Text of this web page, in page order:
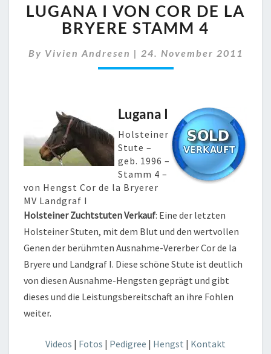
I
VON
COR
DE
LA
LUGANA I VON COR DE LA
BRYERE STAMM 4
By Vivien Andresen | 24. November 2011
Lugana I
Holsteiner
Stute –
geb. 1996 –
Stamm 4 –
von Hengst Cor de la Bryerer
MV Landgraf I
Holsteiner Zuchtstuten Verkauf: Eine der letzten
Holsteiner Stuten, mit dem Blut und den wertvollen
Genen der berühmten Ausnahme-Vererber Cor de la
Bryere und Landgraf I. Diese schöne Stute ist deutlich
von diesen Ausnahme-Hengsten geprägt und gibt
dieses und die Leistungsbereitschaft an ihre Fohlen
weiter.
Videos | Fotos | Pedigree | Hengst | Kontakt